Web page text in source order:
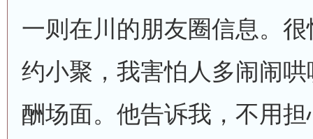
一则在川的朋友圈信息。
约小聚，我害怕人多闹闹
酬场面。他告诉我，不用